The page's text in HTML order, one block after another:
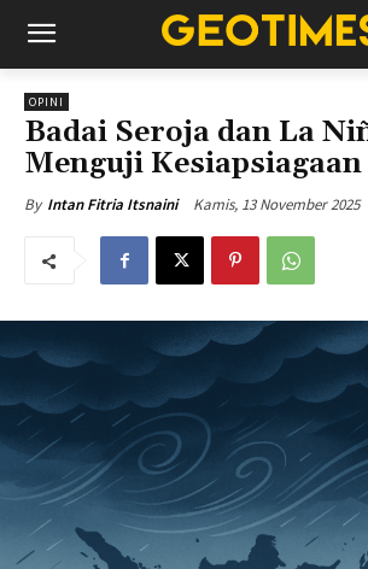
OPINI
Badai Seroja dan La
Menguji
By Intan Fitria Itsnaini Kamis, 13 November 2025